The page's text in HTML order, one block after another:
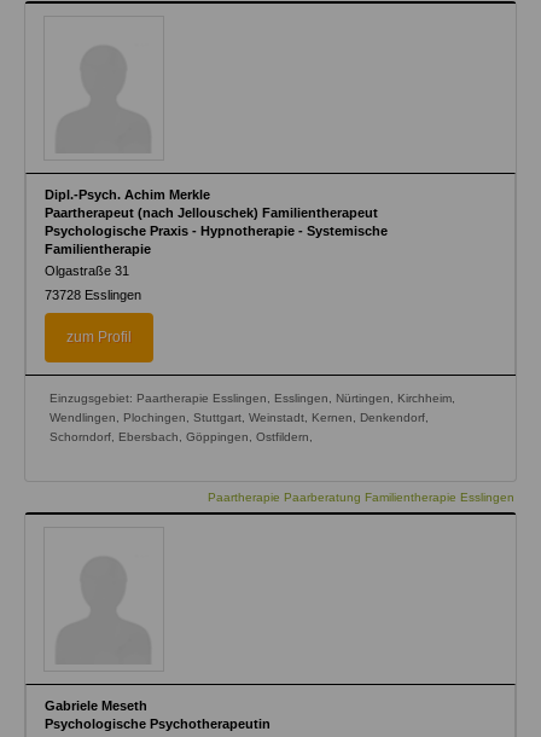
Dipl.-Psych. Achim Merkle
Paartherapeut (nach Jellouschek) Familientherapeut
Psychologische Praxis - Hypnotherapie - Systemische
Familientherapie
Olgastraße 31
73728 Esslingen
zum Profil
Einzugsgebiet: Paartherapie Esslingen, Esslingen, Nürtingen, Kirchheim,
Wendlingen, Plochingen, Stuttgart, Weinstadt, Kernen, Denkendorf,
Schorndorf, Ebersbach, Göppingen, Ostfildern,
Paartherapie Paarberatung Familientherapie Esslingen
Gabriele Meseth
Psychologische Psychotherapeutin